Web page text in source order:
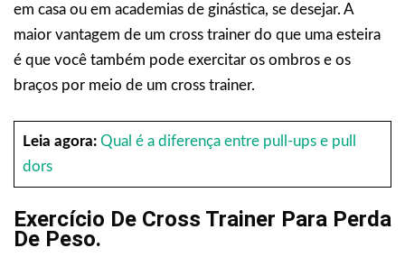
em casa ou em academias de ginástica, se desejar. A
maior vantagem de um cross trainer do que uma esteira
é que você também pode exercitar os ombros e os
braços por meio de um cross trainer.
Leia agora: Qual é a diferença entre pull-ups e pull
dors
Exercício De Cross Trainer Para Perda
De Peso.